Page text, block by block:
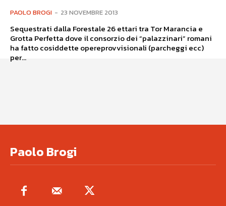
PAOLO BROGI - 23 NOVEMBRE 2013
Sequestrati dalla Forestale 26 ettari tra Tor Marancia e
Grotta Perfetta dove il consorzio dei “palazzinari” romani
ha fatto cosiddette opereprovvisionali (parcheggi ecc)
per...
Paolo Brogi